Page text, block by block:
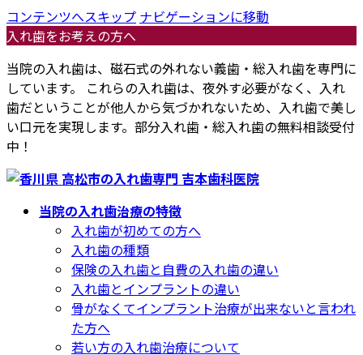
コンテンツへスキップ ナビゲーションに移動
入れ歯をお考えの方へ
当院の入れ歯は、磁石式の外れない義歯・総入れ歯を専門に
しています。 これらの入れ歯は、夜外す必要がなく、入れ
歯だということが他人から気づかれないため、入れ歯で美し
い口元を実現します。部分入れ歯・総入れ歯の無料相談受付
中！
当院の入れ歯治療の特徴
入れ歯が初めての方へ
入れ歯の種類
保険の入れ歯と自費の入れ歯の違い
入れ歯とインプラントの違い
骨がなくてインプラント治療が出来ないと言われ
た方へ
若い方の入れ歯治療について